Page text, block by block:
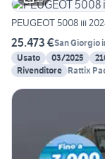
PEUGEOT 5008 iii
25.473 €San Giorgio
Usato
03/2025
Rivenditore Rattix